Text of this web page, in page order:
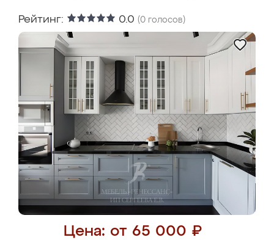
Рейтинг: 0.0 (0 голосов)
Цена: от 65 000 ₽